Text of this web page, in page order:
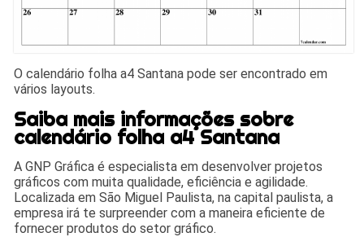
O calendário folha a4 Santana pode ser encontrado em
vários layouts.
Saiba mais informações sobre
calendário folha a4 Santana
A GNP Gráfica é especialista em desenvolver projetos
gráficos com muita qualidade, eficiência e agilidade.
Localizada em São Miguel Paulista, na capital paulista, a
empresa irá te surpreender com a maneira eficiente de
fornecer produtos do setor gráfico.